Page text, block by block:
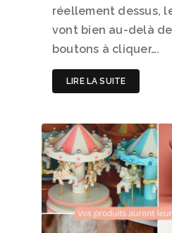
réellement dessus,
vont bien au-delà
boutons à cliquer….
LIRE LA SUITE